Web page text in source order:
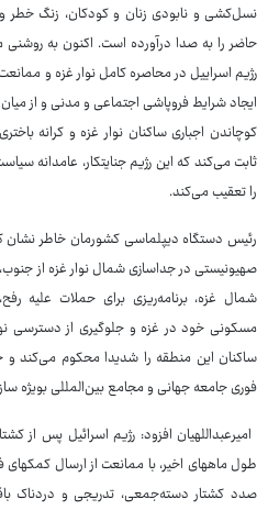
نسل‌کشی و نابودی زنان و کودکان، زنگ خطر
حاضر را به صدا درآورده است. اکنون به
رژیم اسراییل در محاصره کامل نوار غزه و
ایجاد شرایط فروپاشی اجتماعی و مدنی و از
کوچاندن اجباری ساکنان نوار غزه و کرانه
ثابت می‌کند که این رژیم جنایتکار، عامدانه
را تعقیب می‌کند.
رئیس دستگاه دیپلماسی کشورمان خاطر نشان
صهیونیستی در جداسازی شمال نوار غزه از
شمال غزه، برنامه‌ریزی برای حملات علیه
مسکونی خود در غزه و جلوگیری از دسترسی
ساکنان این منطقه را شدیدا محکوم می‌کند و
فوری جامعه جهانی و مجامع بین‌المللی بویژه
طول ماههای اخیر، با ممانعت از ارسال کمکهای
صدد کشتار دسته‌جمعی، تدریجی و دردناک